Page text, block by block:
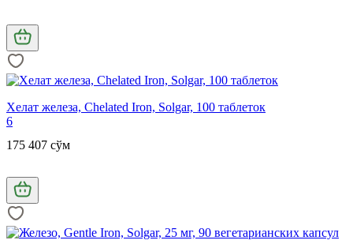
Хелат железа, Chelated Iron, Solgar, 100 таблеток
6
175 407 сўм